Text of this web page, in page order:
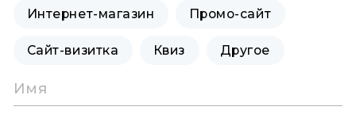
Интернет-магазин Промо-сайт
Сайт-визитка Квиз Другое